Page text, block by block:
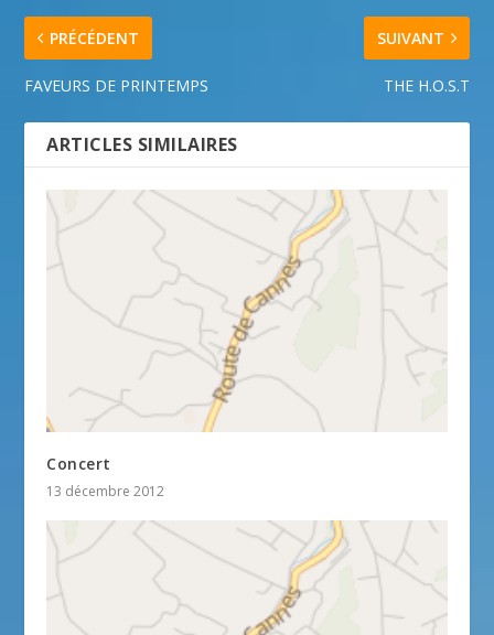
PRÉCÉDENT
FAVEURS DE PRINTEMPS
SUIVANT
THE H.O.S.T
ARTICLES SIMILAIRES
Concert
13 décembre 2012